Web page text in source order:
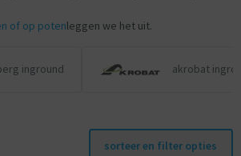
of op potenleggen we het uit.
inground akrobat
sorteer en filter opties